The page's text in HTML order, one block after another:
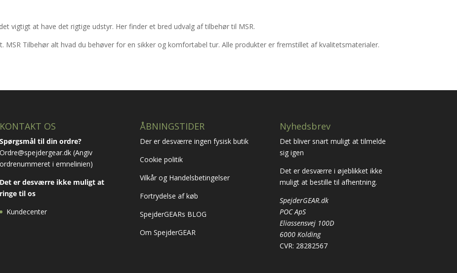
vigtigt at have det rigtige udstyr. Her finder et bred udvalg af tilbehør til MSR.
Tilbehør alt hvad du behøver for en sikker og komfortabel tur. Alle produkter er fremstillet af kvalitetsmaterialer.
KONTAKT OS
Spørgsmål til din ordre?
Ordre@spejdergear.dk(Angiv
ordrenummeret i emnelinien)
Det er desværre ikke muligt at
ringe til os
Kundecenter
ÅBNINGSTIDER
Der er desværre ingen fysisk butik
Cookie politik
Vilkår og Handelsbetingelser
Fortrydelse af køb
SpejderGEARs BLOG
Om SpejderGEAR
Nyhedsbrev
Det bliver snart muligt at tilmelde
sig igen
Det er desværre i øjeblikket ikke
muligt at bestille til afhentning.
SpejderGEAR.dk
POC ApS
Eliassensvej 100D
6000 Kolding
CVR: 28282567